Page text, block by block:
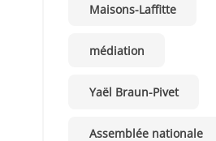
Maisons-Laffitte
médiation
Yaël Braun-Pivet
Assemblée nationale